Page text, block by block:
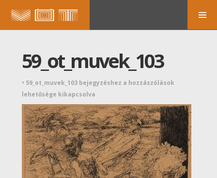
59_ot_muvek_103
• 59_ot_muvek_103 bejegyzéshez a hozzászólások
lehetősége kikapcsolva